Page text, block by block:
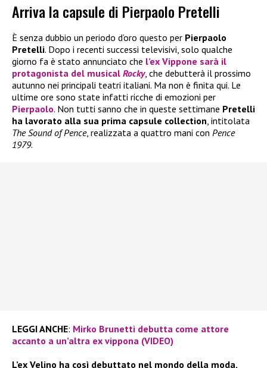
Arriva la capsule di Pierpaolo Pretelli
È senza dubbio un periodo d’oro questo per Pierpaolo
Pretelli. Dopo i recenti successi televisivi, solo qualche
giorno fa è stato annunciato che l’ex Vippone sarà il
protagonista del musical Rocky, che debutterà il prossimo
autunno nei principali teatri italiani. Ma non è finita qui. Le
ultime ore sono state infatti ricche di emozioni per
Pierpaolo. Non tutti sanno che in queste settimane Pretelli
ha lavorato alla sua prima capsule collection, intitolata
The Sound of Pence, realizzata a quattro mani con Pence
1979.
LEGGI ANCHE: Mirko Brunetti debutta come attore
accanto a un’altra ex vippona (VIDEO)
L’ex Velino ha così debuttato nel mondo della moda,